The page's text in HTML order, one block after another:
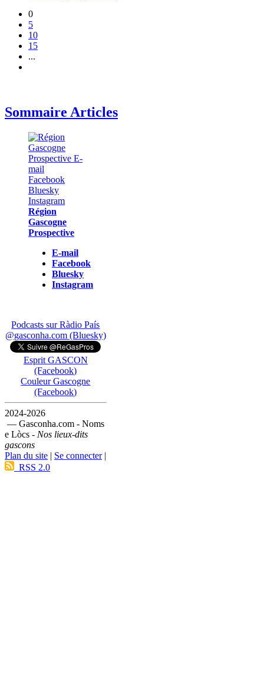
0
5
10
15
...
Sommaire Articles
Région
Gascogne
Prospective
E-mail
Facebook
Bluesky
Instagram
Podcasts sur Ràdio País
@gasconha.com (Bluesky)
Esprit GASCON
(Facebook)
Couleur Gascogne
(Facebook)
2024-2026
— Gasconha.com - Noms
e Lòcs - Nos lieux-dits
gascons
Plan du site | Se connecter|
RSS 2.0